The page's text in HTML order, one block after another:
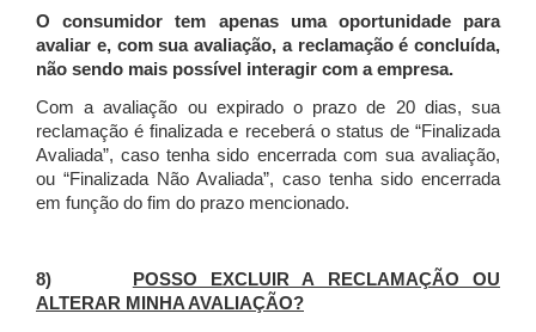
O consumidor tem apenas uma oportunidade para
avaliar e, com sua avaliação, a reclamação é concluída,
não sendo mais possível interagir com a empresa.
Com a avaliação ou expirado o prazo de 20 dias, sua
reclamação é finalizada e receberá o status de “Finalizada
Avaliada”, caso tenha sido encerrada com sua avaliação,
ou “Finalizada Não Avaliada”, caso tenha sido encerrada
em função do fim do prazo mencionado.
8)
POSSO EXCLUIR A RECLAMAÇÃO OU
ALTERAR MINHA AVALIAÇÃO?